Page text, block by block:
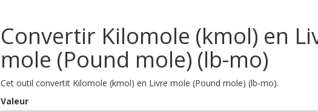
Convertir Kilomole (kmol) en
mole (Pound mole) (lb-mo)
Cet outil convertit Kilomole (kmol) en Livre mole (Pound mole) (lb-mo).
Valeur